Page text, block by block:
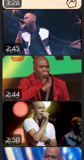
3:28
2:45
2:44
2:50